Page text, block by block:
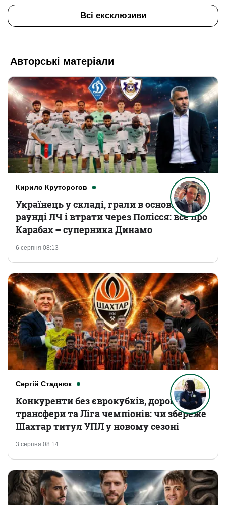
Всі ексклюзиви
Авторські матеріали
Кирило Круторогов
6 серпня 08:13
Українець у складі, грали в основному
раунді ЛЧ і втрати через Полісся: все про
Карабах – суперника Динамо
Сергій Стаднюк
3 серпня 08:14
Конкуренти без єврокубків, дорогі
трансфери та Ліга чемпіонів: чи збереже
Шахтар титул УПЛ у новому сезоні